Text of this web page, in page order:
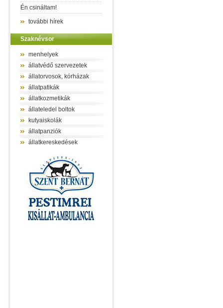
Én csináltam!
további hírek
Szaknévsor
menhelyek
állatvédő szervezetek
állatorvosok, kórházak
állatpatikák
állatkozmetikák
állateledel boltok
kutyaiskolák
állatpanziók
állatkereskedések